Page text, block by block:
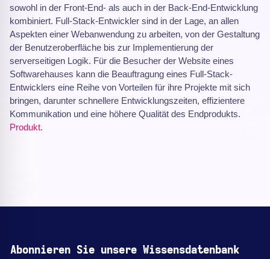
sowohl in der Front-End- als auch in der Back-End-Entwicklung
kombiniert. Full-Stack-Entwickler sind in der Lage, an allen
Aspekten einer Webanwendung zu arbeiten, von der Gestaltung
der Benutzeroberfläche bis zur Implementierung der
serverseitigen Logik. Für die Besucher der Website eines
Softwarehauses kann die Beauftragung eines Full-Stack-
Entwicklers eine Reihe von Vorteilen für ihre Projekte mit sich
bringen, darunter schnellere Entwicklungszeiten, effizientere
Kommunikation und eine höhere Qualität des Endprodukts.
Produkt.
Abonnieren Sie unsere Wissensdatenbank